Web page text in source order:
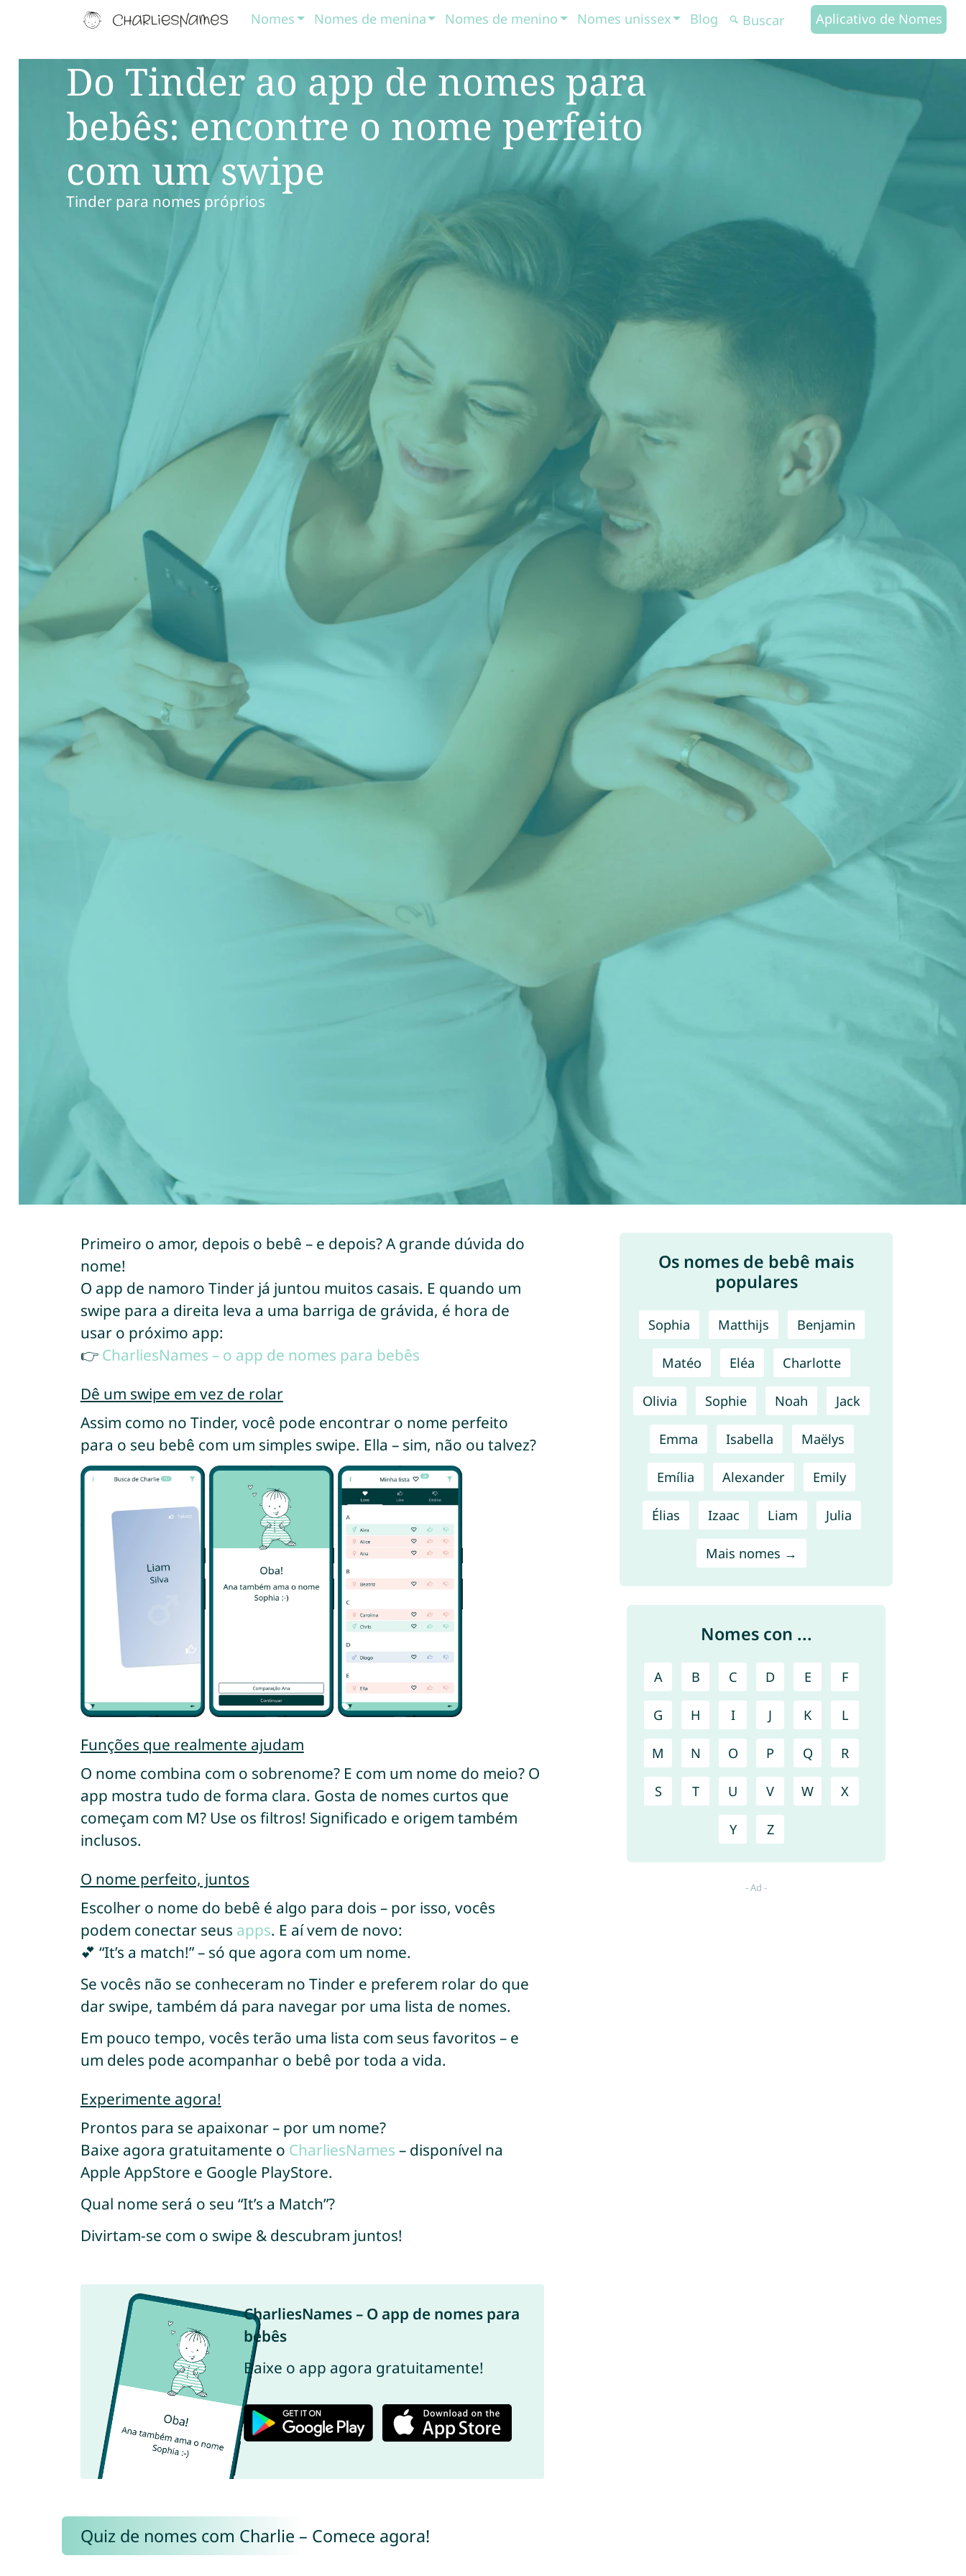
Nomes Nomes de menina Nomes de menino Nomes unissex Blog Aplicativo de Nomes
Do Tinder ao app de nomes para
bebês: encontre o nome perfeito
com um swipe
Tinder para nomes próprios
Primeiro o amor, depois o bebê – e depois? A grande dúvida do
nome!
O app de namoro Tinder já juntou muitos casais. E quando um
swipe para a direita leva a uma barriga de grávida, é hora de
usar o próximo app:
👉 CharliesNames – o app de nomes para bebês
Dê um swipe em vez de rolar
Assim como no Tinder, você pode encontrar o nome perfeito
para o seu bebê com um simples swipe. Ella – sim, não ou talvez?
Funções que realmente ajudam
O nome combina com o sobrenome? E com um nome do meio? O
app mostra tudo de forma clara. Gosta de nomes curtos que
começam com M? Use os filtros! Significado e origem também
inclusos.
O nome perfeito, juntos
Escolher o nome do bebê é algo para dois – por isso, vocês
podem conectar seus apps. E aí vem de novo:
💕 “It’s a match!” – só que agora com um nome.
Se vocês não se conheceram no Tinder e preferem rolar do que
dar swipe, também dá para navegar por uma lista de nomes.
Em pouco tempo, vocês terão uma lista com seus favoritos – e
um deles pode acompanhar o bebê por toda a vida.
Experimente agora!
Prontos para se apaixonar – por um nome?
Baixe agora gratuitamente o CharliesNames – disponível na
Apple AppStore e Google PlayStore.
Qual nome será o seu “It’s a Match”?
Divirtam-se com o swipe & descubram juntos!
CharliesNames – O app de nomes para
bebês
Baixe o app agora gratuitamente!
Quiz de nomes com Charlie – Comece agora!
Os nomes de bebê mais
populares
Sophia Matthijs Benjamin
Matéo Eléa Charlotte
Olivia Sophie Noah Jack
Emma Isabella Maëlys
Emília Alexander Emily
Élias Izaac Liam Julia
Mais nomes →
Nomes con ...
A B C D E F
G H I J K L
M N O P Q R
S T U V W X
Y Z